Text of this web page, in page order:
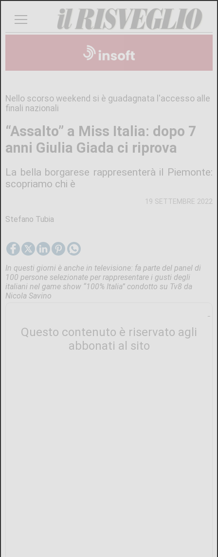
19 SETTEMBRE 2022
Nello scorso weekend si è guadagnata l'accesso alle
finali nazionali
“Assalto” a Miss Italia: dopo 7
anni Giulia Giada ci riprova
La bella borgarese rappresenterà il Piemonte:
scopriamo chi è
Stefano Tubia
In questi giorni è anche in televisione: fa parte del panel di
100 persone selezionate per rappresentare i gusti degli
italiani nel game show “100% Italia” condotto su Tv8 da
Nicola Savino
Questo contenuto è riservato agli
abbonati al sito